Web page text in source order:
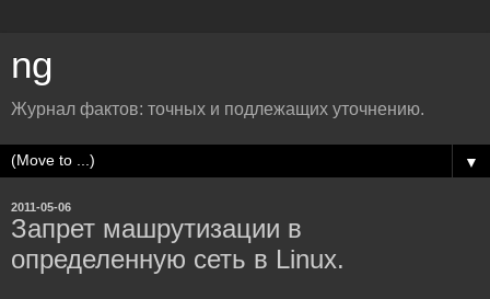
ng
Журнал фактов: точных и подлежащих уточнению.
▼
2011-05-06
Запрет машрутизации в
определенную сеть в Linux.